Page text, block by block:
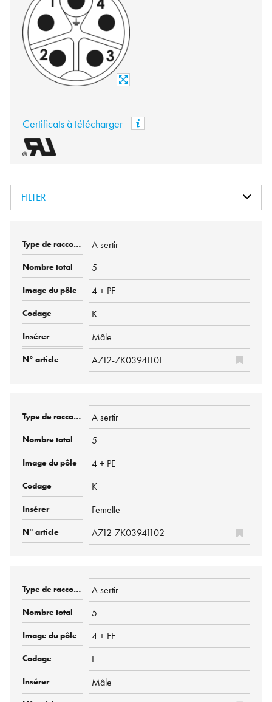
Certificats à télécharger
FILTER
A sertir
5
4 + PE
K
Mâle
A712-7K03941101
A sertir
5
4 + PE
K
Femelle
A712-7K03941102
A sertir
5
4 + FE
L
Mâle